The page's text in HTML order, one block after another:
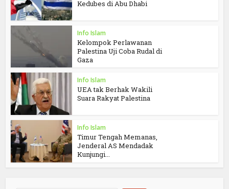
Kedubes di Abu Dhabi
Info Islam
Kelompok Perlawanan
Palestina Uji Coba Rudal di
Gaza
Info Islam
UEA tak Berhak Wakili
Suara Rakyat Palestina
Info Islam
Timur Tengah Memanas,
Jenderal AS Mendadak
Kunjungi...